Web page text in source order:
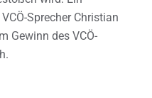
Sprecher Christian
Gewinn des VCÖ-